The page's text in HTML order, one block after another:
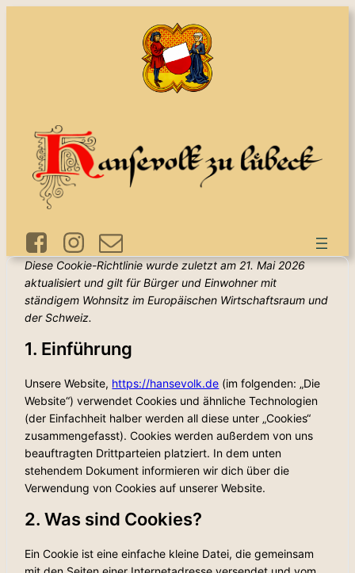
Diese Cookie-Richtlinie wurde zuletzt am 21. Mai 2026
aktualisiert und gilt für Bürger und Einwohner mit
ständigem Wohnsitz im Europäischen Wirtschaftsraum und
der Schweiz.
1. Einführung
Unsere Website, https://hansevolk.de (im folgenden: „Die
Website“) verwendet Cookies und ähnliche Technologien
(der Einfachheit halber werden all diese unter „Cookies“
zusammengefasst). Cookies werden außerdem von uns
beauftragten Drittparteien platziert. In dem unten
stehendem Dokument informieren wir dich über die
Verwendung von Cookies auf unserer Website.
2. Was sind Cookies?
Ein Cookie ist eine einfache kleine Datei, die gemeinsam